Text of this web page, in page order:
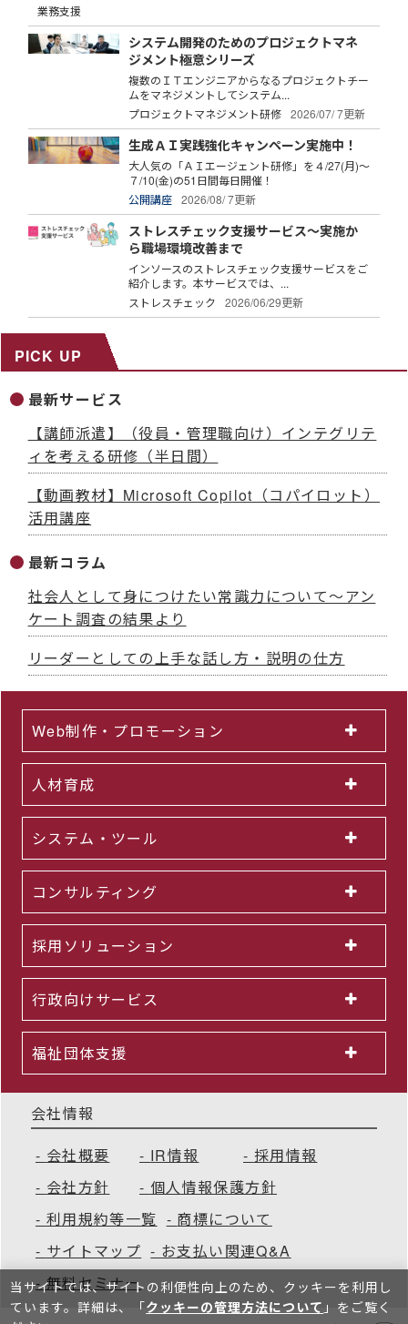
業務支援
システム開発のためのプロジェクトマネ
ジメント極意シリーズ
複数のＩＴエンジニアからなるプロジェクトチー
ムをマネジメントしてシステム...
プロジェクトマネジメント研修
2026/07/ 7更新
生成ＡＩ実践強化キャンペーン実施中！
大人気の「ＡＩエージェント研修」を４/27(月)～
７/10(金)の51日間毎日開催！
公開講座
2026/08/ 7更新
ストレスチェック支援サービス～実施か
ら職場環境改善まで
インソースのストレスチェック支援サービスをご
紹介します。本サービスでは、...
ストレスチェック
2026/06/29更新
PICK UP
最新サービス
【講師派遣】（役員・管理職向け）インテグリテ
ィを考える研修（半日間）
【動画教材】Microsoft Copilot（コパイロット）
活用講座
最新コラム
社会人として身につけたい常識力について～アン
ケート調査の結果より
リーダーとしての上手な話し方・説明の仕方
Web制作・プロモーション
人材育成
システム・ツール
コンサルティング
採用ソリューション
行政向けサービス
福祉団体支援
会社情報
会社概要
IR情報
採用情報
会社方針
個人情報保護方針
利用規約等一覧
商標について
サイトマップ
お支払い関連Q&A
無料セミナー
当サイトでは、サイトの利便性向上のため、クッキーを利⽤し
ています。詳細は、「クッキーの管理方法について 」をご覧く